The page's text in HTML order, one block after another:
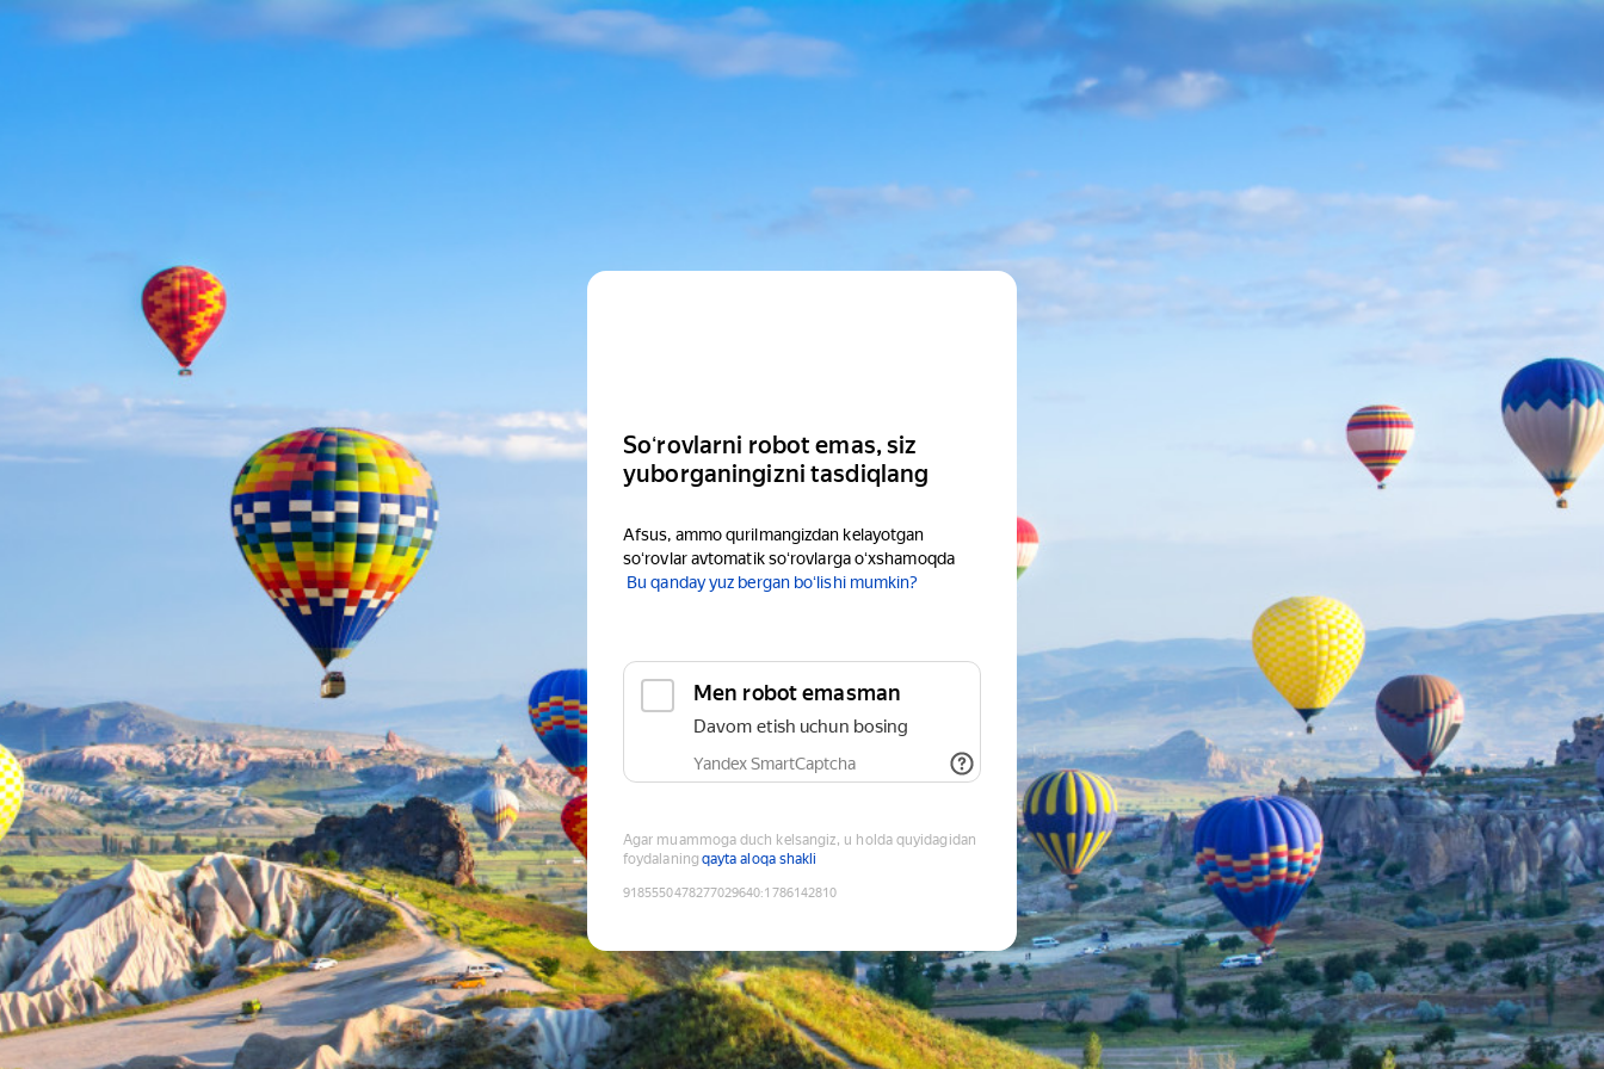
Soʻrovlarni robot emas, siz
yuborganingizni tasdiqlang
Afsus, ammo qurilmangizdan kelayotgan
soʻrovlar avtomatik soʻrovlarga oʻxshamoqda
Bu qanday yuz bergan boʻlishi mumkin?
Men robot emasman
Davom etish uchun bosing
Yandex SmartCaptcha
Agar muammoga duch kelsangiz, u holda quyidagidan
foydalaning qayta aloqa shakli
9185550478277029640:1786142810